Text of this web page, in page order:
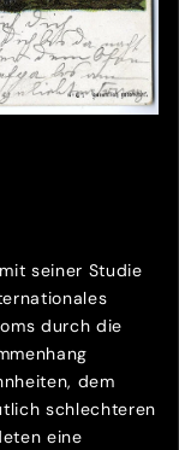
seiner Studie
durch die
dem
schlechteren
eine